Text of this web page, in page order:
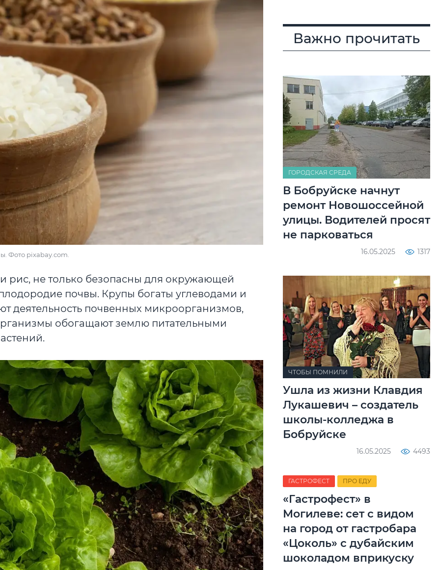
Фото pixabay.com.
рис, не только безопасны для окружающей
почвы. Крупы богаты углеводами и
деятельность почвенных микроорганизмов,
обогащают землю питательными
Важно прочитать
ГОРОДСКАЯ СРЕДА
В Бобруйске начнут
ремонт Новошоссейной
улицы. Водителей просят
не парковаться
16.05.2025 1317
ЧТОБЫ ПОМНИЛИ
Ушла из жизни Клавдия
Лукашевич – создатель
школы-колледжа в
Бобруйске
16.05.2025 4493
ГАСТРОФЕСТ ПРО ЕДУ
«Гастрофест» в
Могилеве: сет с видом
на город от гастробара
«Цоколь» с дубайским
шоколадом вприкуску